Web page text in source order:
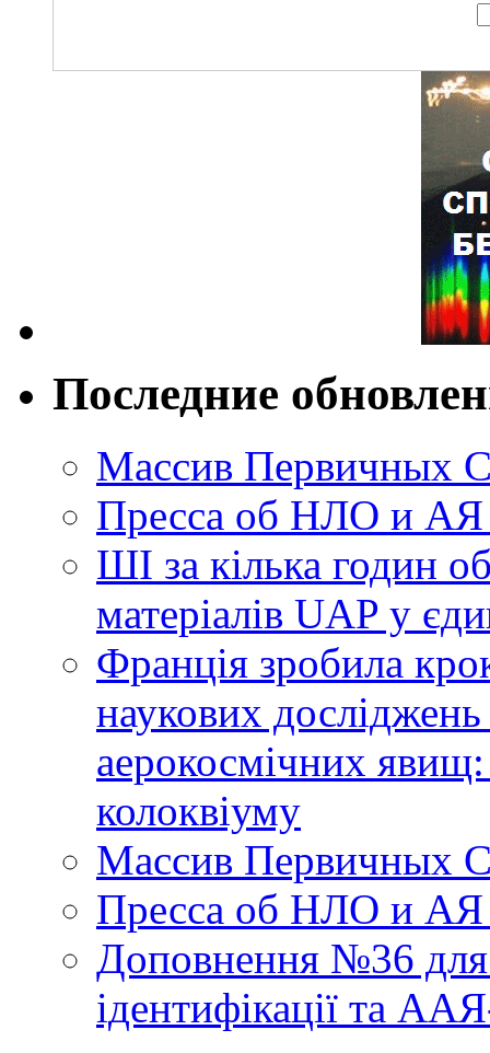
Последние
Массив Первичных
Пресса об НЛО и
ШІ за кілька годин
матеріалів UAP у
Франція зробила
наукових
аерокосмічних
колоквіуму
Массив Первичных
Пресса об НЛО и
Доповнення №36
ідентифікації та